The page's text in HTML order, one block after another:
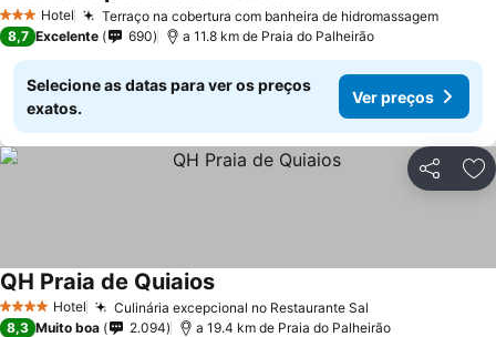
3 EstrelasHotel Terraço na cobertura com banheira de hidromassagem
8,7 Excelente 690 a 11.8 km de Praia do Palheirão
Selecione as datas para ver os preços
exatos.
Ver preços
Partilhar
4 EstrelasHotel Culinária excepcional no Restaurante Sal
QH Praia de Quiaios
8,3 Muito boa 2.094 a 19.4 km de Praia do Palheirão